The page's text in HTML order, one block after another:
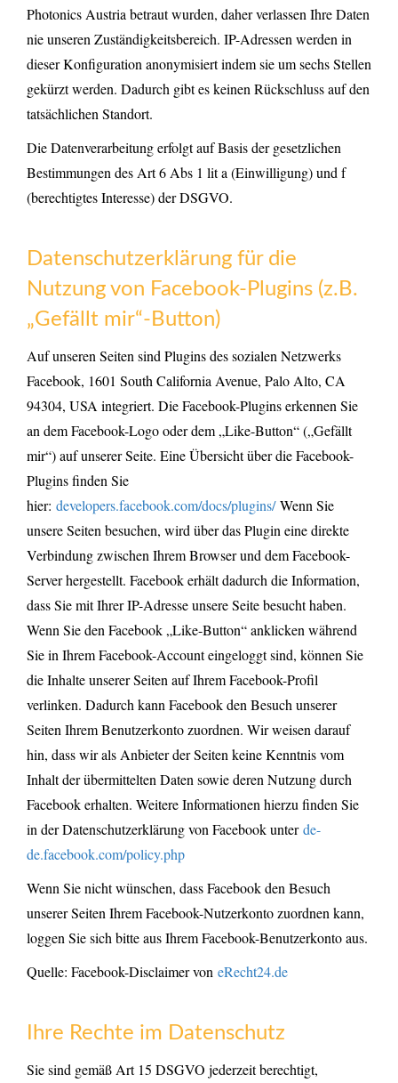
Photonics Austria betraut wurden, daher verlassen Ihre Daten
nie unseren Zuständigkeitsbereich. IP-Adressen werden in
dieser Konfiguration anonymisiert indem sie um sechs Stellen
gekürzt werden. Dadurch gibt es keinen Rückschluss auf den
tatsächlichen Standort.
Die Datenverarbeitung erfolgt auf Basis der gesetzlichen
Bestimmungen des Art 6 Abs 1 lit a (Einwilligung) und f
(berechtigtes Interesse) der DSGVO.
Datenschutzerklärung für die
Nutzung von Facebook-Plugins (z.B.
„Gefällt mir“-Button)
Auf unseren Seiten sind Plugins des sozialen Netzwerks
Facebook, 1601 South California Avenue, Palo Alto, CA
94304, USA integriert. Die Facebook-Plugins erkennen Sie
an dem Facebook-Logo oder dem „Like-Button“ („Gefällt
mir“) auf unserer Seite. Eine Übersicht über die Facebook-
Plugins finden Sie
hier: developers.facebook.com/docs/plugins/Wenn Sie
unsere Seiten besuchen, wird über das Plugin eine direkte
Verbindung zwischen Ihrem Browser und dem Facebook-
Server hergestellt. Facebook erhält dadurch die Information,
dass Sie mit Ihrer IP-Adresse unsere Seite besucht haben.
Wenn Sie den Facebook „Like-Button“ anklicken während
Sie in Ihrem Facebook-Account eingeloggt sind, können Sie
die Inhalte unserer Seiten auf Ihrem Facebook-Profil
verlinken. Dadurch kann Facebook den Besuch unserer
Seiten Ihrem Benutzerkonto zuordnen. Wir weisen darauf
hin, dass wir als Anbieter der Seiten keine Kenntnis vom
Inhalt der übermittelten Daten sowie deren Nutzung durch
Facebook erhalten. Weitere Informationen hierzu finden Sie
in der Datenschutzerklärung von Facebook unterde-
de.facebook.com/policy.php
Wenn Sie nicht wünschen, dass Facebook den Besuch
unserer Seiten Ihrem Facebook-Nutzerkonto zuordnen kann,
loggen Sie sich bitte aus Ihrem Facebook-Benutzerkonto aus.
Quelle: Facebook-Disclaimer von eRecht24.de
Ihre Rechte im Datenschutz
Sie sind gemäß Art 15 DSGVO jederzeit berechtigt,